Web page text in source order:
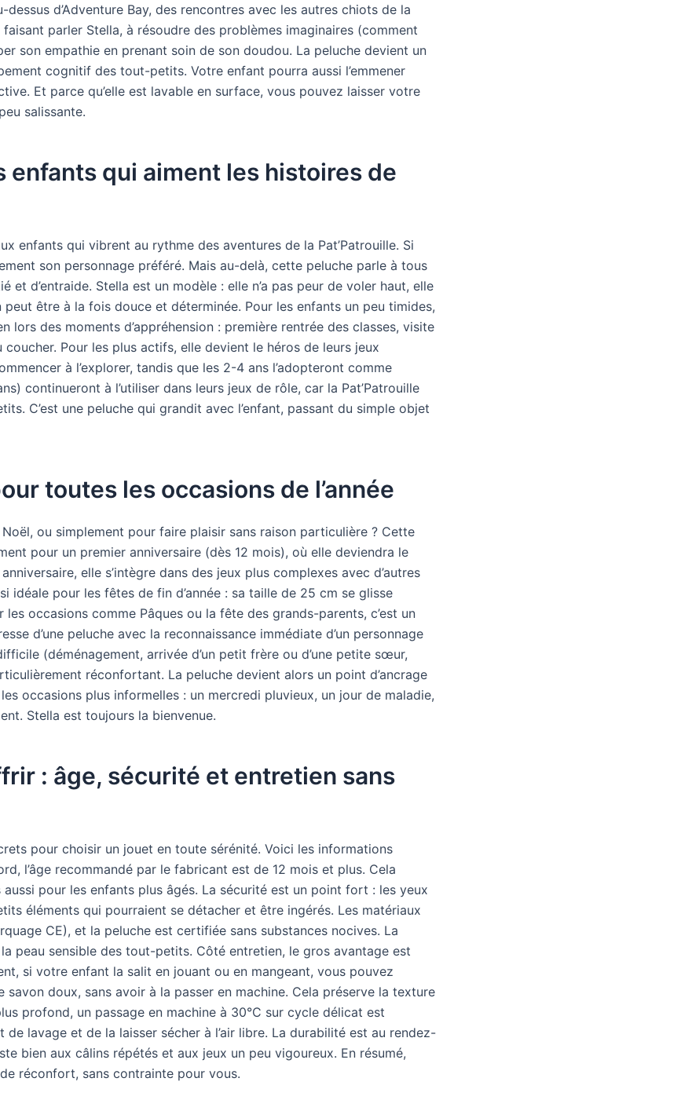
d’Adventure Bay, des rencontres avec les autres chiots de la
parler Stella, à résoudre des problèmes imaginaires (comment
son empathie en prenant soin de son doudou. La peluche devient un
cognitif des tout-petits. Votre enfant pourra aussi l’emmener
Et parce qu’elle est lavable en surface, vous pouvez laisser votre
salissante.
enfants qui aiment les histoires de
enfants qui vibrent au rythme des aventures de la Pat’Patrouille. Si
son personnage préféré. Mais au-delà, cette peluche parle à tous
et d’entraide. Stella est un modèle : elle n’a pas peur de voler haut, elle
être à la fois douce et déterminée. Pour les enfants un peu timides,
des moments d’appréhension : première rentrée des classes, visite
Pour les plus actifs, elle devient le héros de leurs jeux
à l’explorer, tandis que les 2-4 ans l’adopteront comme
continueront à l’utiliser dans leurs jeux de rôle, car la Pat’Patrouille
C’est une peluche qui grandit avec l’enfant, passant du simple objet
toutes les occasions de l’année
ou simplement pour faire plaisir sans raison particulière ? Cette
pour un premier anniversaire (dès 12 mois), où elle deviendra le
elle s’intègre dans des jeux plus complexes avec d’autres
idéale pour les fêtes de fin d’année : sa taille de 25 cm se glisse
occasions comme Pâques ou la fête des grands-parents, c’est un
d’une peluche avec la reconnaissance immédiate d’un personnage
(déménagement, arrivée d’un petit frère ou d’une petite sœur,
réconfortant. La peluche devient alors un point d’ancrage
occasions plus informelles : un mercredi pluvieux, un jour de maladie,
Stella est toujours la bienvenue.
: âge, sécurité et entretien sans
pour choisir un jouet en toute sérénité. Voici les informations
l’âge recommandé par le fabricant est de 12 mois et plus. Cela
pour les enfants plus âgés. La sécurité est un point fort : les yeux
éléments qui pourraient se détacher et être ingérés. Les matériaux
CE), et la peluche est certifiée sans substances nocives. La
peau sensible des tout-petits. Côté entretien, le gros avantage est
si votre enfant la salit en jouant ou en mangeant, vous pouvez
doux, sans avoir à la passer en machine. Cela préserve la texture
profond, un passage en machine à 30°C sur cycle délicat est
lavage et de la laisser sécher à l’air libre. La durabilité est au rendez-
bien aux câlins répétés et aux jeux un peu vigoureux. En résumé,
réconfort, sans contrainte pour vous.